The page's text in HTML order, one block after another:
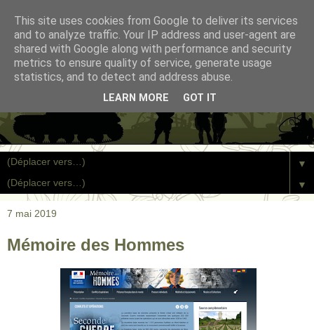
▼
▼
7 mai 2019
Mémoire des Hommes
This site uses cookies from Google to deliver its services
and to analyze traffic. Your IP address and user-agent are
shared with Google along with performance and security
metrics to ensure quality of service, generate usage
statistics, and to detect and address abuse.
LEARN MORE GOT IT